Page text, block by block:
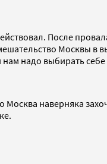
После
Москвы в
надо выбирать себе
наверняка